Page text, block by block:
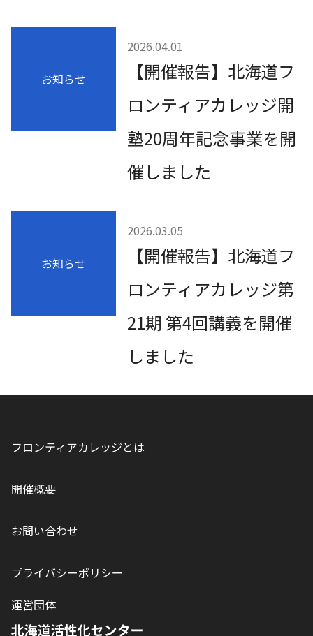
お知らせ
2026.04.01
【開催報告】北海道フ
ロンティアカレッジ開
塾20周年記念事業を開
催しました
お知らせ
2026.03.05
【開催報告】北海道フ
ロンティアカレッジ第
21期 第4回講義を開催
しました
フロンティアカレッジとは
開催概要
お問い合わせ
プライバシーポリシー
運営団体